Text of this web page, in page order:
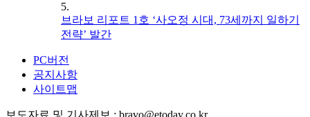
5.
브라보 리포트 1호 ‘사오정 시대, 73세까지 일하기
전략’ 발간
PC버전
공지사항
사이트맵